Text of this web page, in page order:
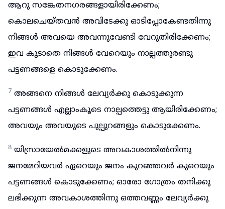
ആറു സങ്കേതനഗരങ്ങളായിരിക്കേണം;
കൊലചെയ്തവൻ അവിടേക്കു ഓടിപ്പോകേണ്ടതിന്നു
നിങ്ങൾ അവയെ അവന്നുവേണ്ടി വേറുതിരിക്കേണം;
ഇവ കൂടാതെ നിങ്ങൾ വേറെയും നാല്പത്തുരണ്ടു
പട്ടണങ്ങളെ കൊടുക്കേണം.
7 അങ്ങനെ നിങ്ങൾ ലേവ്യർക്കു കൊടുക്കുന്ന
പട്ടണങ്ങൾ എല്ലാംകൂടെ നാല്പത്തെട്ടു ആയിരിക്കേണം;
അവയും അവയുടെ പുല്പുറങ്ങളും കൊടുക്കേണം.
8 യിസ്രായേൽമക്കളുടെ അവകാശത്തിൽനിന്നു
ജനമേറിയവർ ഏറെയും ജനം കുറഞ്ഞവർ കുറെയും
പട്ടണങ്ങൾ കൊടുക്കേണം; ഓരോ ഗോത്രം തനിക്കു
ലഭിക്കുന്ന അവകാശത്തിന്നു ഒത്തവണ്ണം ലേവ്യർക്കു